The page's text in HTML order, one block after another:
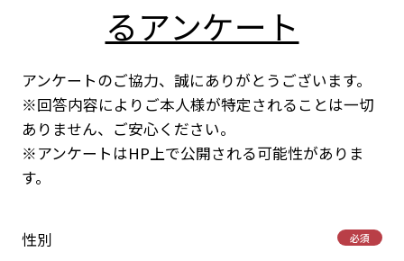
るアンケート
アンケートのご協力、誠にありがとうございます。
※回答内容によりご本人様が特定されることは一切
ありません、ご安心ください。
※アンケートはHP上で公開される可能性がありま
す。
性別 必須